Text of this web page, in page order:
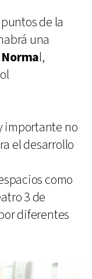
de la
una
l,
importante no
el desarrollo
como
3 de
diferentes